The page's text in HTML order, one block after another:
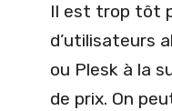
Il est trop tôt
d’utilisateurs
ou Plesk à la
de prix. On